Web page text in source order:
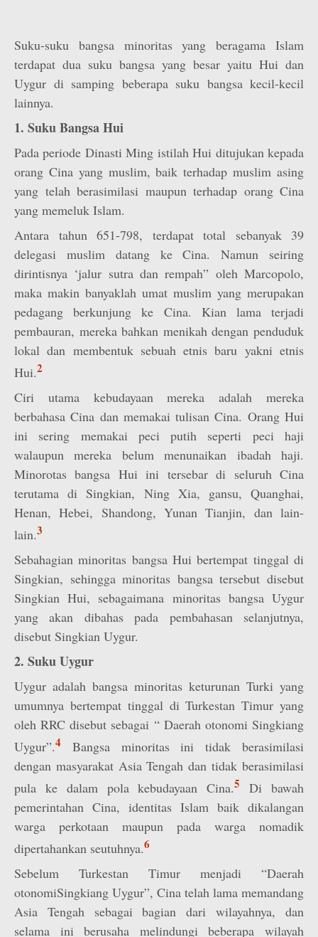
Suku-suku bangsa minoritas yang beragama Islam
terdapat dua suku bangsa yang besar yaitu Hui dan
Uygur di samping beberapa suku bangsa kecil-kecil
lainnya.
1. Suku Bangsa Hui
Pada periode Dinasti Ming istilah Hui ditujukan kepada
orang Cina yang muslim, baik terhadap muslim asing
yang telah berasimilasi maupun terhadap orang Cina
yang memeluk Islam.
Antara tahun 651-798, terdapat total sebanyak 39
delegasi muslim datang ke Cina. Namun seiring
dirintisnya ‘jalur sutra dan rempah” oleh Marcopolo,
maka makin banyaklah umat muslim yang merupakan
pedagang berkunjung ke Cina. Kian lama terjadi
pembauran, mereka bahkan menikah dengan penduduk
lokal dan membentuk sebuah etnis baru yakni etnis
Hui.2
Ciri utama kebudayaan mereka adalah mereka
berbahasa Cina dan memakai tulisan Cina. Orang Hui
ini sering memakai peci putih seperti peci haji
walaupun mereka belum menunaikan ibadah haji.
Minorotas bangsa Hui ini tersebar di seluruh Cina
terutama di Singkian, Ning Xia, gansu, Quanghai,
Henan, Hebei, Shandong, Yunan Tianjin, dan lain-
lain.3
Sebahagian minoritas bangsa Hui bertempat tinggal di
Singkian, sehingga minoritas bangsa tersebut disebut
Singkian Hui, sebagaimana minoritas bangsa Uygur
yang akan dibahas pada pembahasan selanjutnya,
disebut Singkian Uygur.
2. Suku Uygur
Uygur adalah bangsa minoritas keturunan Turki yang
umumnya bertempat tinggal di Turkestan Timur yang
oleh RRC disebut sebagai “ Daerah otonomi Singkiang
Uygur”.4 Bangsa minoritas ini tidak berasimilasi
dengan masyarakat Asia Tengah dan tidak berasimilasi
pula ke dalam pola kebudayaan Cina.5
Di bawah
pemerintahan Cina, identitas Islam baik dikalangan
warga perkotaan maupun pada warga nomadik
dipertahankan seutuhnya.6
Sebelum Turkestan Timur menjadi “Daerah
otonomiSingkiang Uygur”, Cina telah lama memandang
Asia Tengah sebagai bagian dari wilayahnya, dan
selama ini berusaha melindungi beberapa wilayah